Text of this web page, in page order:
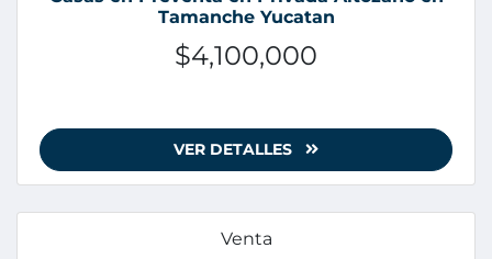
Tamanche Yucatan
$4,100,000
VER DETALLES
Venta